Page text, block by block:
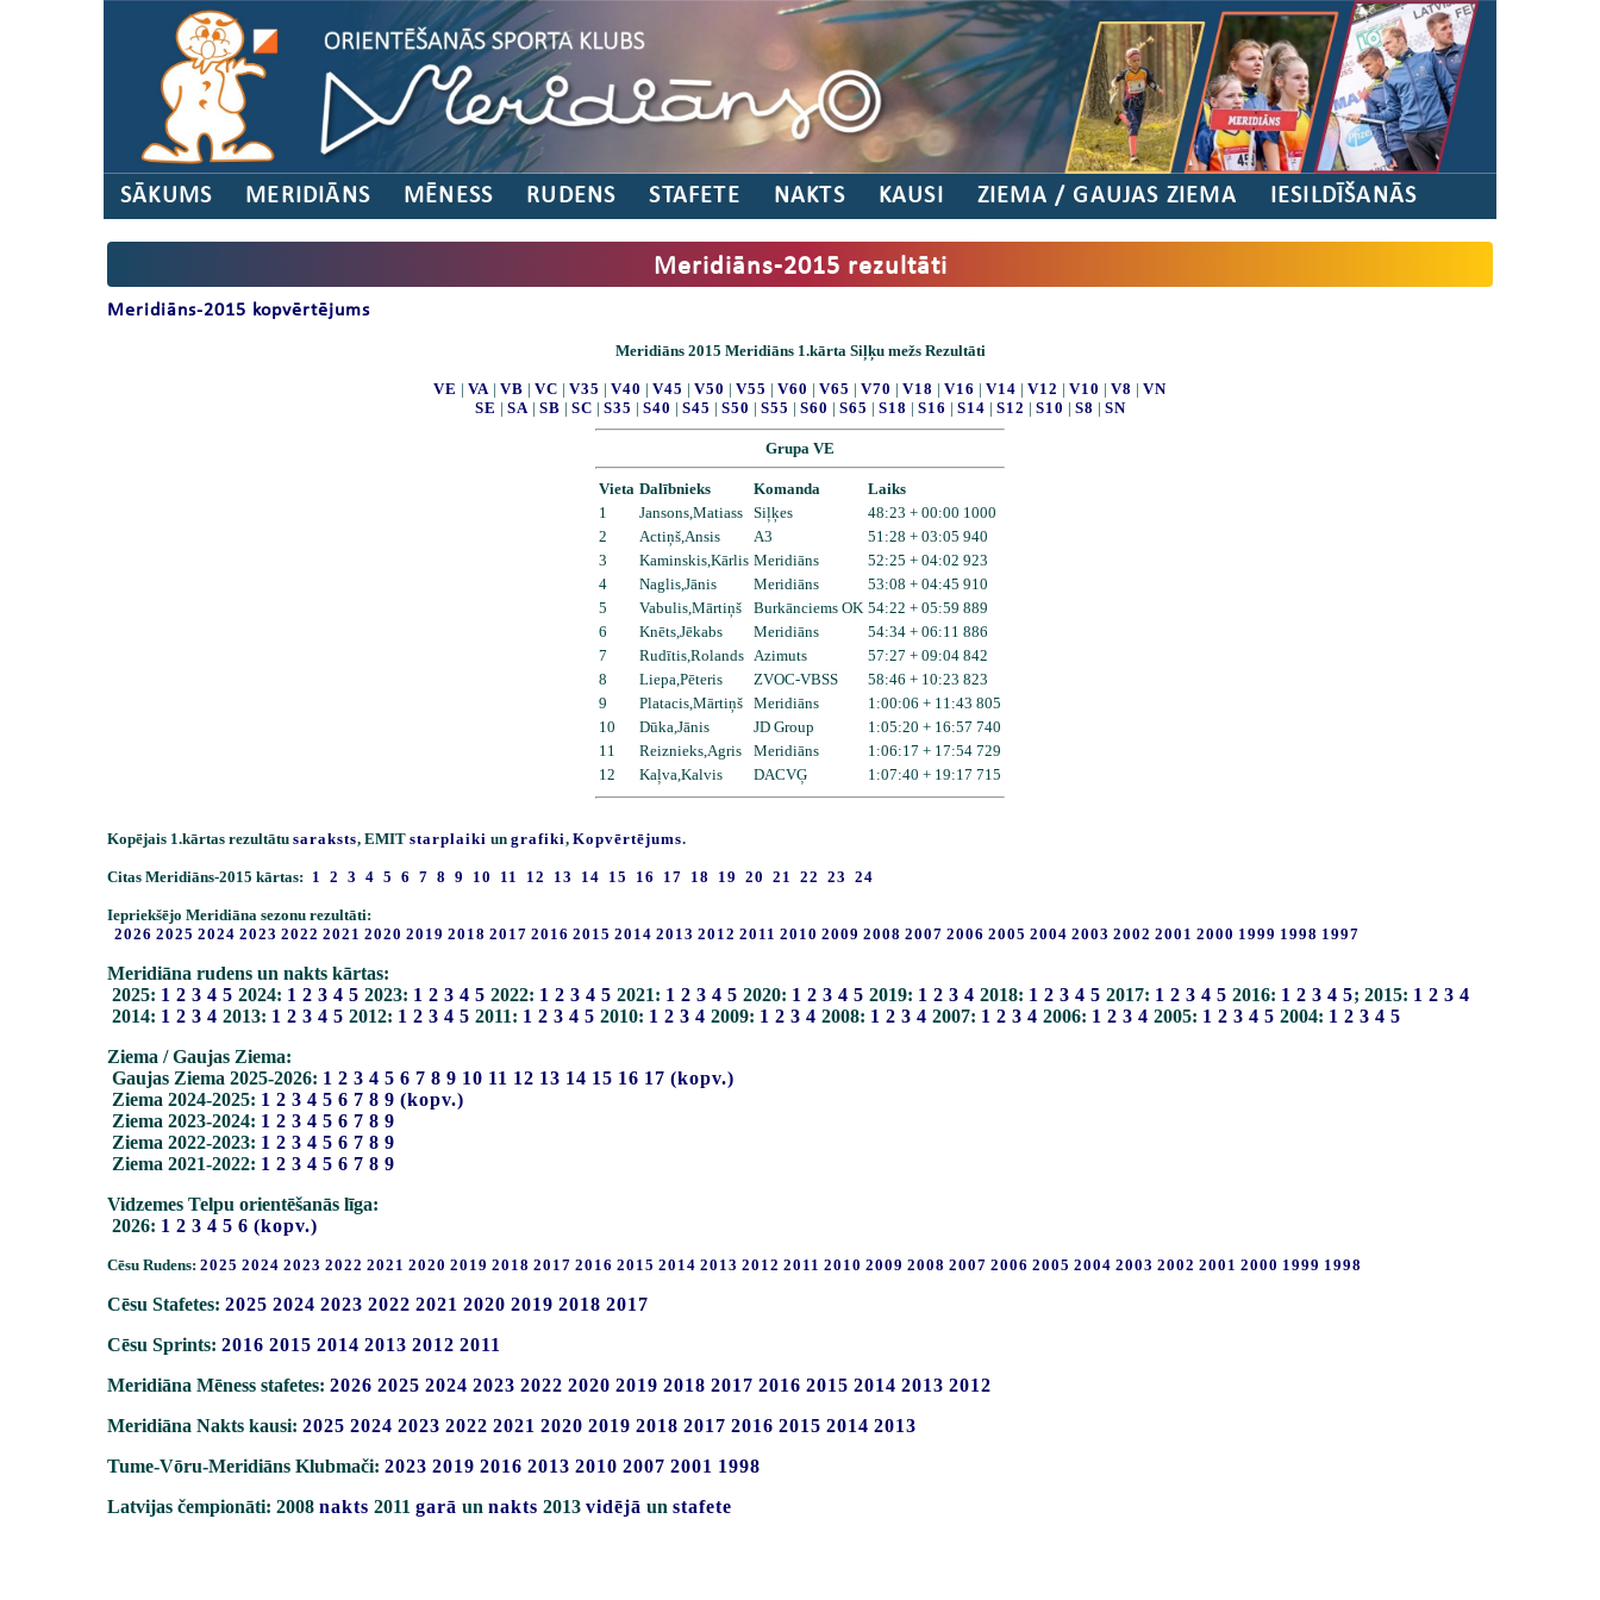
SĀKUMS MERIDIĀNS MĒNESS RUDENS STAFETE NAKTS KAUSI ZIEMA / GAUJAS ZIEMA IESILDĪŠANĀS
Meridiāns-2015 rezultāti
Meridiāns-2015 kopvērtējums
Meridiāns 2015 Meridiāns 1.kārta Siļķu mežs Rezultāti
VE | VA | VB | VC | V35 | V40 | V45 | V50 | V55 | V60 | V65 | V70 | V18 | V16 | V14 | V12 | V10 | V8 | VN
SE | SA | SB | SC | S35 | S40 | S45 | S50 | S55 | S60 | S65 | S18 | S16 | S14 | S12 | S10 | S8 | SN
Grupa VE
Vieta Dalībnieks Komanda
Laiks
1
Jansons,Matiass Siļķes
48:23 + 00:00 1000
2
Actiņš,Ansis A3
51:28 + 03:05 940
3
Kaminskis,Kārlis Meridiāns
52:25 + 04:02 923
4
Naglis,Jānis Meridiāns
53:08 + 04:45 910
5
Vabulis,Mārtiņš Burkānciems OK 54:22 + 05:59 889
6
Knēts,Jēkabs Meridiāns
54:34 + 06:11 886
7
Rudītis,Rolands Azimuts
57:27 + 09:04 842
8
Liepa,Pēteris ZVOC-VBSS
58:46 + 10:23 823
9
Platacis,Mārtiņš Meridiāns
1:00:06 + 11:43 805
10
Dūka,Jānis JD Group
1:05:20 + 16:57 740
11
Reiznieks,Agris Meridiāns
1:06:17 + 17:54 729
12
Kaļva,Kalvis DACVĢ 1:07:40 + 19:17 715
Kopējais 1.kārtas rezultātu saraksts, EMIT starplaiki un grafiki, Kopvērtējums.
Citas Meridiāns-2015 kārtas: 1 2 3 4 5 6 7 8 9 10 11 12 13 14 15 16 17 18 19 20 21 22 23 24
Iepriekšējo Meridiāna sezonu rezultāti:
2026 2025 2024 2023 2022 2021 2020 2019 2018 2017 2016 2015 2014 2013 2012 2011 2010 2009 2008 2007 2006 2005 2004 2003 2002 2001 2000 1999 1998 1997
Meridiāna rudens un nakts kārtas:
2025: 1 2 3 4 5 2024: 1 2 3 4 5 2023: 1 2 3 4 5 2022: 1 2 3 4 5 2021: 1 2 3 4 5 2020: 1 2 3 4 5 2019: 1 2 3 4 2018: 1 2 3 4 5 2017: 1 2 3 4 5 2016: 1 2 3 4 5; 2015: 1 2 3 4
2014: 1 2 3 4 2013: 1 2 3 4 5 2012: 1 2 3 4 5 2011: 1 2 3 4 5 2010: 1 2 3 4 2009: 1 2 3 4 2008: 1 2 3 4 2007: 1 2 3 4 2006: 1 2 3 4 2005: 1 2 3 4 5 2004: 1 2 3 4 5
Ziema / Gaujas Ziema:
Gaujas Ziema 2025-2026: 1 2 3 4 5 6 7 8 9 10 11 12 13 14 15 16 17 (kopv.)
Ziema 2024-2025: 1 2 3 4 5 6 7 8 9 (kopv.)
Ziema 2023-2024: 1 2 3 4 5 6 7 8 9
Ziema 2022-2023: 1 2 3 4 5 6 7 8 9
Ziema 2021-2022: 1 2 3 4 5 6 7 8 9
Vidzemes Telpu orientēšanās līga:
2026: 1 2 3 4 5 6 (kopv.)
Cēsu Rudens: 2025 2024 2023 2022 2021 2020 2019 2018 2017 2016 2015 2014 2013 2012 2011 2010 2009 2008 2007 2006 2005 2004 2003 2002 2001 2000 1999 1998
Cēsu Stafetes: 2025 2024 2023 2022 2021 2020 2019 2018 2017
Cēsu Sprints: 2016 2015 2014 2013 2012 2011
Meridiāna Mēness stafetes: 2026 2025 2024 2023 2022 2020 2019 2018 2017 2016 2015 2014 2013 2012
Meridiāna Nakts kausi: 2025 2024 2023 2022 2021 2020 2019 2018 2017 2016 2015 2014 2013
Tume-Vōru-Meridiāns Klubmači: 2023 2019 2016 2013 2010 2007 2001 1998
Latvijas čempionāti: 2008 nakts 2011 garā un nakts 2013 vidējā un stafete